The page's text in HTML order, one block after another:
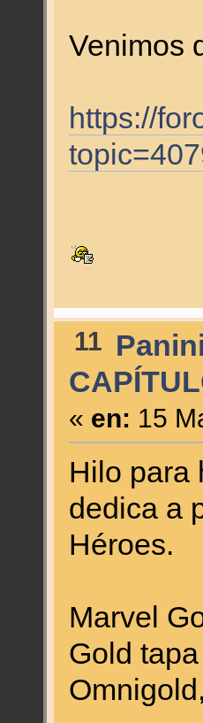
Venimos
https://
11 Panini
« en: 15
Hilo para
dedica a
Héroes.
Marvel
Gold